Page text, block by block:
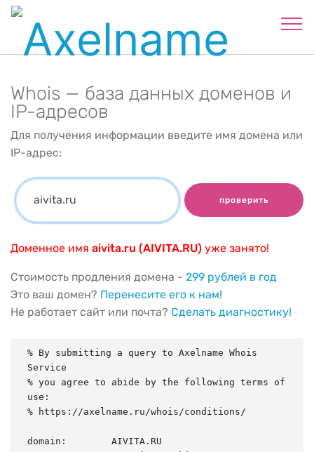
Whois — база данных доменов и
IP-адресов
Для получения информации введите имя домена или
IP-адрес:
проверить
Доменное имя aivita.ru (AIVITA.RU) уже занято!
Стоимость продления домена - 299 рублей в год
Это ваш домен? Перенесите его к нам!
Не работает сайт или почта? Сделать диагностику!
% By submitting a query to Axelname Whois
Service
% you agree to abide by the following terms of
use:
% https://axelname.ru/whois/conditions/
domain:        AIVITA.RU